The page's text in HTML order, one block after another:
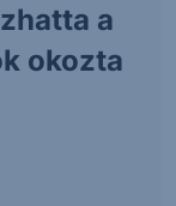
a
okozta